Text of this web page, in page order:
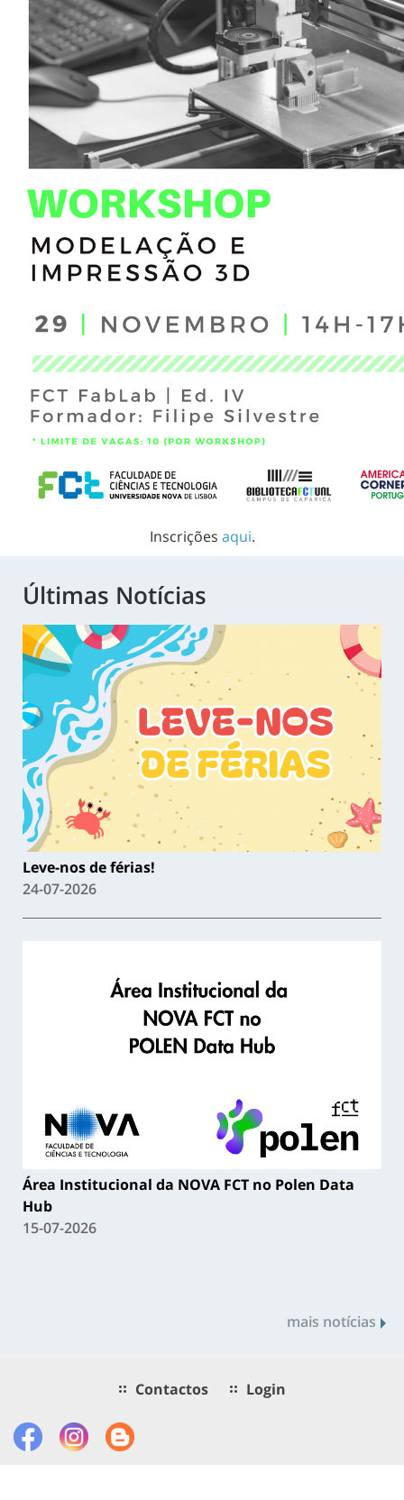
Inscrições aqui.
Últimas Notícias
Leve-nos de férias!
24-07-2026
Área Institucional da NOVA FCT no Polen Data
Hub
15-07-2026
mais notícias
Contactos Login